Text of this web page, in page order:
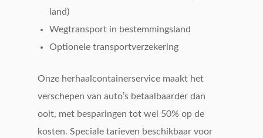
land)
Wegtransport in bestemmingsland
Optionele transportverzekering
Onze herhaalcontainerservice maakt het
verschepen van auto’s betaalbaarder dan
ooit, met besparingen tot wel 50% op de
kosten. Speciale tarieven beschikbaar voor